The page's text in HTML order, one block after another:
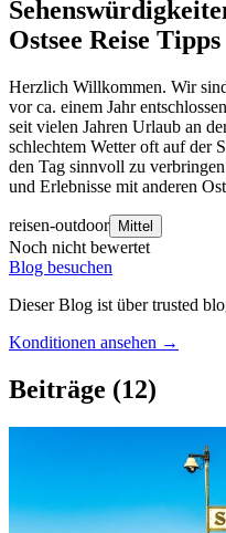
Ostsee Reise Tipps
Herzlich Willkommen. Wir
vor ca. einem Jahr
seit vielen Jahren Urlaub an
schlechtem Wetter oft auf der
den Tag sinnvoll zu
und Erlebnisse mit anderen
reisen-outdoor Mittel
Noch nicht bewertet
Blog besuchen
Dieser Blog ist über trusted
Konditionen ansehen →
Beiträge (12)